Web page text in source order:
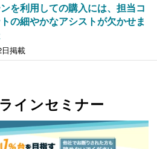
を利用しての購入には、担当コ
の細やかなアシストが欠かせま
掲載
インセミナー